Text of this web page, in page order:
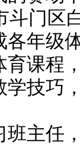
斗门
各年级
课程
技巧
主任